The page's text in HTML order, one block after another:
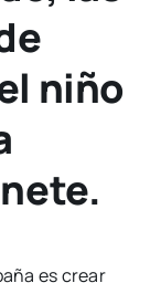
niño
es crear